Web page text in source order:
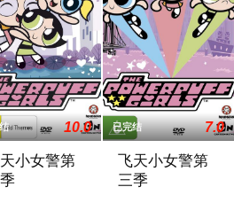
10.0
小女警第
已完结 7.0
飞天小女警第
三季